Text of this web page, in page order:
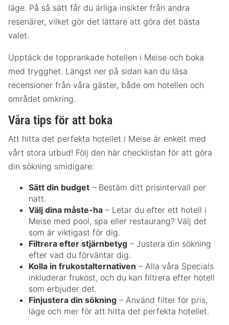
läge. På så sätt får du ärliga insikter från andra
resenärer, vilket gör det lättare att göra det bästa
valet.
Upptäck de topprankade hotellen i Meise och boka
med trygghet. Längst ner på sidan kan du läsa
recensioner från våra gäster, både om hotellen och
området omkring.
Våra tips för att boka
Att hitta det perfekta hotellet i Meise är enkelt med
vårt stora utbud! Följ den här checklistan för att göra
din sökning smidigare:
Sätt din budget – Bestäm ditt prisintervall per
natt.
Välj dina måste-ha – Letar du efter ett hotell i
Meise med pool, spa eller restaurang? Välj det
som är viktigast för dig.
Filtrera efter stjärnbetyg – Justera din sökning
efter vad du förväntar dig.
Kolla in frukostalternativen – Alla våra Specials
inkluderar frukost, och du kan filtrera efter hotell
som erbjuder det.
Finjustera din sökning – Använd filter för pris,
läge och mer för att hitta det perfekta hotellet.